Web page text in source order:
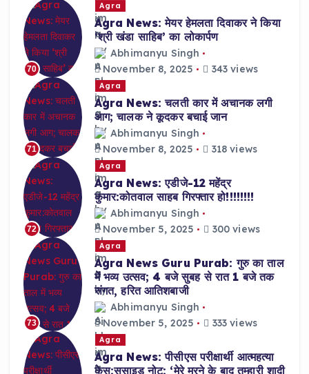
70
Agra
Agra News: मेयर हेमलता दिवाकर ने किया
‘श्री खंडा साहिब’ का लोकार्पण
Abhimanyu Singh
November 8, 2025
343 views
71
Agra
Agra News: चलती कार में अचानक लगी
आग; चालक ने कूदकर बचाई जान
Abhimanyu Singh
November 8, 2025
318 views
72
Agra
Agra News: एडीजे-12 महेंद्र
कुमार:कोतवाल साहब गिरफ्तार हो!!!!!!!!
Abhimanyu Singh
November 5, 2025
300 views
73
Agra
Agra News Guru Purab: गुरु का ताल
में भव्य उत्सव; 4 बजे सुबह से रात 1 बजे तक
संगत, हरित आतिशबाजी
Abhimanyu Singh
November 5, 2025
333 views
Agra
Agra News: पीसीएस परीक्षार्थी आत्महत्या
केस:सुसाइड नोट: ‘मेरे मरने के बाद तुम्हारी शादी